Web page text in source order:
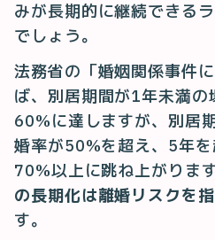
みが長期的に継続できる
でしょう。
法務省の「婚姻関係事件
ば、別居期間が1年未満の
60%に達しますが、別居
婚率が50%を超え、5年
70%以上に跳ね上がりま
の長期化は離婚リスクを
す。